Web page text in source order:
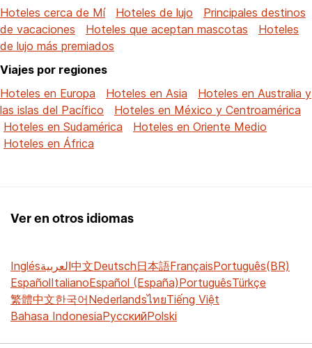
Hoteles cerca de Mí
Hoteles de lujo
Principales destinos
de vacaciones
Hoteles que aceptan mascotas
Hoteles
de lujo más premiados
Viajes por regiones
Hoteles en Europa
Hoteles en Asia
Hoteles en Australia y
las islas del Pacífico
Hoteles en México y Centroamérica
Hoteles en Sudamérica
Hoteles en Oriente Medio
Hoteles en África
Ver en otros idiomas
Inglésالعربية中文Deutsch日本語FrançaisPortuguês(BR)
EspañolItalianoEspañol (España)PortuguêsTürkçe
繁體中文한국어NederlandsไทยTiếng Việt
Bahasa IndonesiaРусскийPolski